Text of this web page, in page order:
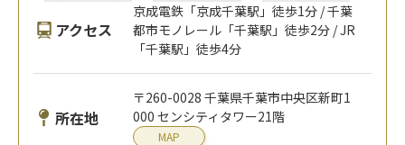
アクセス
京成電鉄「京成千葉駅」徒歩1分 / 千葉
都市モノレール「千葉駅」徒歩2分 / JR
「千葉駅」徒歩4分
所在地
〒260-0028 千葉県千葉市中央区新町1
000 センシティタワー21階
MAP